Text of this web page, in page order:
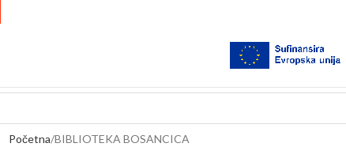
Početna BIBLIOTEKA BOSANCICA